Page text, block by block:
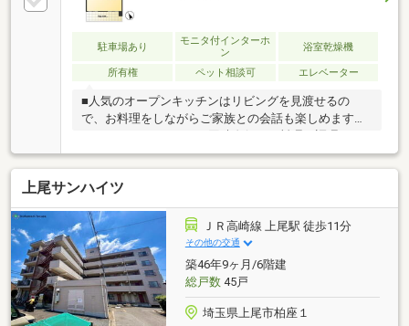
する割合です。また公租公課及び建物維持管理費用等
の必要な諸経費控除前のものとなります。予定賃料収
入が確実に得られる事を保証するものではありませ
駐車場あり
モニタ付インターホ
ン
浴室乾燥機
所有権 ペット相談可 エレベーター
■人気のオープンキッチンはリビングを見渡せるの
で、お料理をしながらご家族との会話も楽しめますね
るので時間の短縮になりますね！■リビングに隣接す
る和室は続き間として利用でき、扉を開放すればお子
さまの遊び場やお昼寝スペースとしても活躍♪初めて
のマイホーム探しは、地元のひだまりハウスにお任せ
ください！◆当日のご見学も大歓迎◆上尾市にお店が
あるので、お問い合わせ当日でも現場へ向かいます！
◆お気軽にご来店ください◆店内は木目を基調として
おり、お打ち合わせスペースも４席。お子様用のキッ
ズスペースにはゲームやおもちゃをご用意してありま
す
上尾サンハイツ
ＪＲ高崎線 上尾駅 徒歩11分
その他の交通
築46年9ヶ月/6階建
総戸数45戸
埼玉県上尾市柏座１